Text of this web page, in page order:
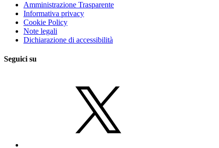
Amministrazione Trasparente
Informativa privacy
Cookie Policy
Note legali
Dichiarazione di accessibilità
Seguici su